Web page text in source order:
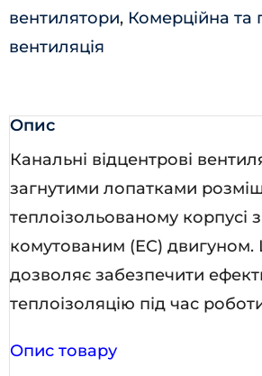
вентилятори, Комерційна та
вентиляція
Опис
Канальні відцентрові
загнутими лопатками
теплоізольованому корпусі
комутованим (EC) двигуном.
дозволяє забезпечити
теплоізоляцію під час
Опис товару